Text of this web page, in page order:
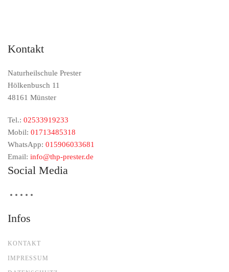
Kontakt
Naturheilschule Prester
Hölkenbusch 11
48161 Münster
Tel.: 02533919233
Mobil: 01713485318
WhatsApp: 015906033681
Email: info@thp-prester.de
Social Media
Infos
KONTAKT
IMPRESSUM